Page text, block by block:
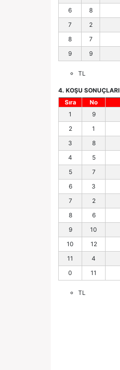
6
8
7
2
8
7
9
9
TL
4. KOŞU SONUÇLARI
Sıra
No
1
9
2
1
3
8
4
5
5
7
6
3
7
2
8
6
9
10
10
12
11
4
0
11
TL